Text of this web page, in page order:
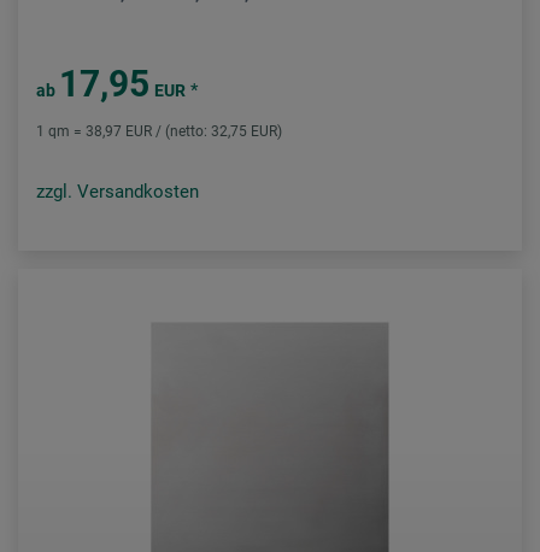
ab 17,95 EUR *
1 qm = 38,97 EUR / (netto: 32,75 EUR)
zzgl. Versandkosten